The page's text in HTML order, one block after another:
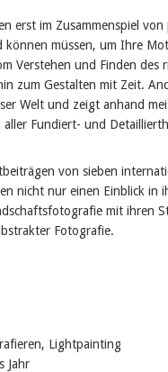
erst im Zusammenspiel von
können müssen, um Ihre
Verstehen und Finden des
zum Gestalten mit Zeit.
Welt und zeigt anhand
Fundiert- und
von sieben
nicht nur einen Einblick in
mit ihren
Fotografie.
Lightpainting
Jahr